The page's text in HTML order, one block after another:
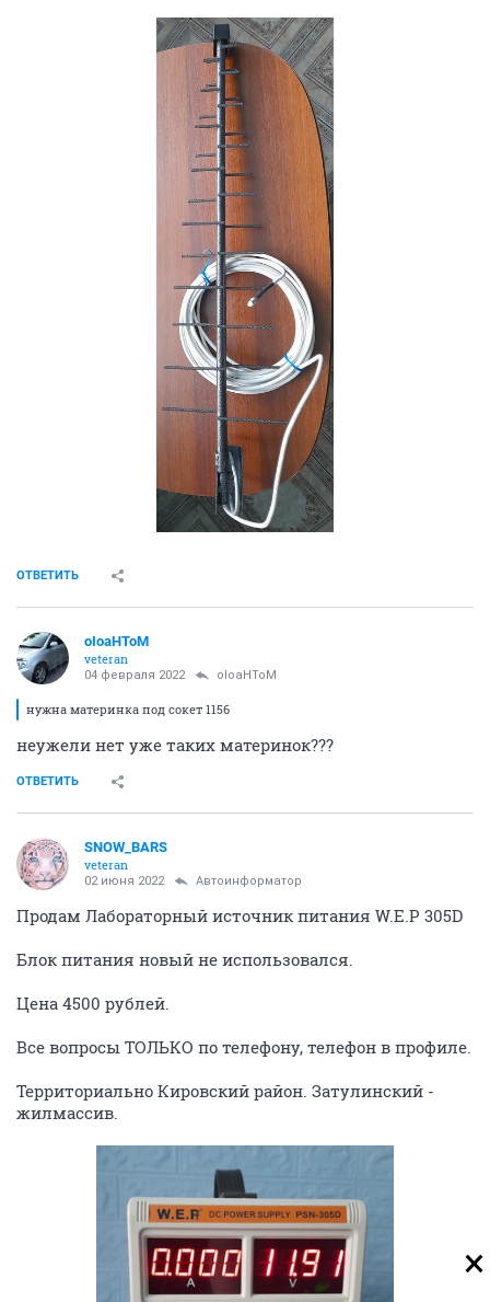
ОТВЕТИТЬ
oIoaHToM
veteran
04 февраля 2022 oIoaHToM
нужна материнка под сокет 1156
неужели нет уже таких материнок???
ОТВЕТИТЬ
SNOW_BARS
veteran
02 июня 2022 Автоинформатор
Продам Лабораторный источник питания W.E.P 305D
Блок питания новый не использовался.
Цена 4500 рублей.
Все вопросы ТОЛЬКО по телефону, телефон в профиле.
Территориально Кировский район. Затулинский -
жилмассив.